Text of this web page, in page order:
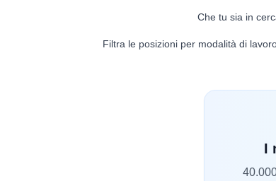
Che tu sia in
Filtra le posizioni per modalità di
I